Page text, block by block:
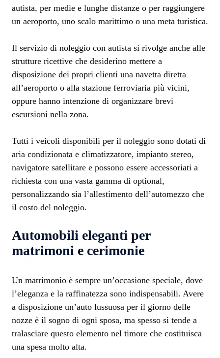
autista, per medie e lunghe distanze o per raggiungere
un aeroporto, uno scalo marittimo o una meta turistica.
Il servizio di noleggio con autista si rivolge anche alle
strutture ricettive che desiderino mettere a
disposizione dei propri clienti una navetta diretta
all’aeroporto o alla stazione ferroviaria più vicini,
oppure hanno intenzione di organizzare brevi
escursioni nella zona.
Tutti i veicoli disponibili per il noleggio sono dotati di
aria condizionata e climatizzatore, impianto stereo,
navigatore satellitare e possono essere accessoriati a
richiesta con una vasta gamma di optional,
personalizzando sia l’allestimento dell’automezzo che
il costo del noleggio.
Automobili eleganti per
matrimoni e cerimonie
Un matrimonio è sempre un’occasione speciale, dove
l’eleganza e la raffinatezza sono indispensabili. Avere
a disposizione un’auto lussuosa per il giorno delle
nozze è il sogno di ogni sposa, ma spesso si tende a
tralasciare questo elemento nel timore che costituisca
una spesa molto alta.